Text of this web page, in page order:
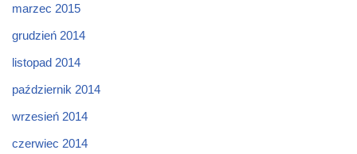
marzec 2015
grudzień 2014
listopad 2014
październik 2014
wrzesień 2014
czerwiec 2014